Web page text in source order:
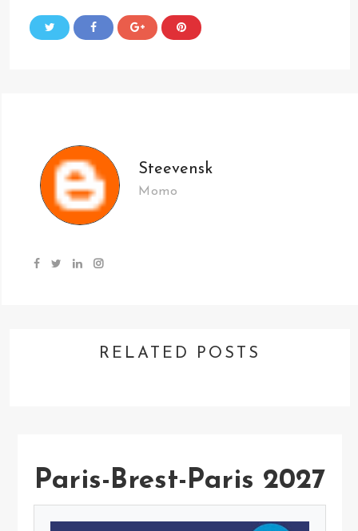
Steevensk
Momo
RELATED POSTS
Paris-Brest-Paris 2027